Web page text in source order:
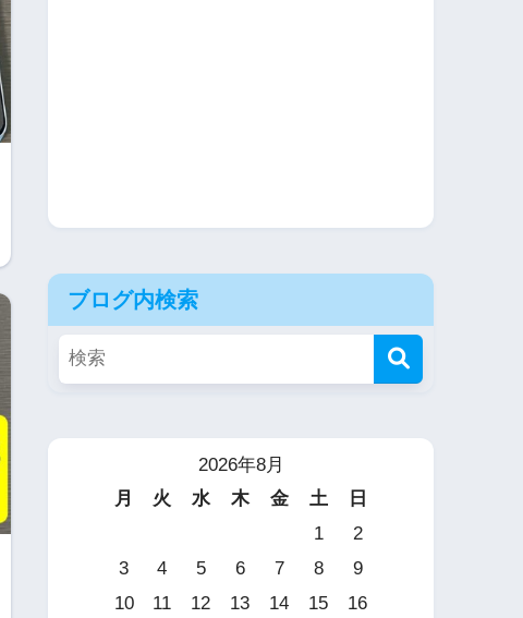
ブログ内検索
2026年8月
月
火 水 木 金 土
日
1
2
3
4 5 6 7 8
9
10
11 12 13 14 15
16